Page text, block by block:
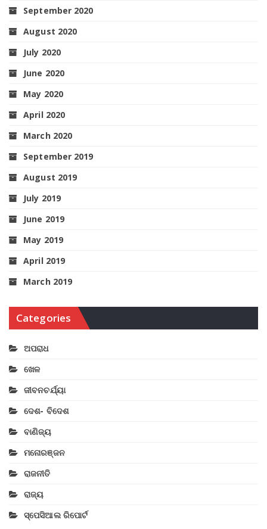
September 2020
August 2020
July 2020
June 2020
May 2020
April 2020
March 2020
September 2019
August 2019
July 2019
June 2019
May 2019
April 2019
March 2019
Categories
ଅପରାଧ
ଖେଳ
ଜୀବନଚର୍ଯ୍ୟା
ଦେଶ- ବିଦେଶ
ବାଣିଜ୍ୟ
ମନୋରଞ୍ଜନ
ରାଜନୀତି
ରାଜ୍ୟ
ସ୍ପେସିଆଲ ରିପୋର୍ଟ